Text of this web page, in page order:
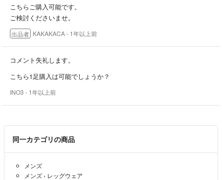
ございます。ご了承くださいませ。
🍀なるべくお求めやすい価格設定にする為、梱包資材は再利用のものを
使用いたします。ご理解くださいませ。
🍀子供の成長スピードが予想よりも早く、サイズアウトしたり着せる機
などに不備がある場合がございます。ご了承くださいませ。
勝手言いますが、なるべく安い送料で送る手段を選んでおります。
普通郵便など追跡や保証のない方法で送った場合、届かないなど万が一
の場合でも対処できかねます。ご了承ください。
更できますので、ご購入前にご相談くださいませ。
こちらご購入可能です。
ご検討くださいませ。
出品者 KAKAKACA- 1年以上前
コメント失礼します。
こちら1足購入は可能でしょうか？
INO3 - 1年以上前
同一カテゴリの商品
メンズ
メンズ › レッグウェア